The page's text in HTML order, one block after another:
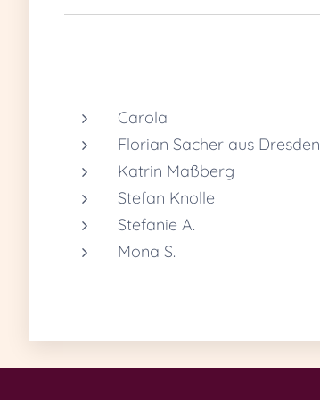
Carola
Florian Sacher aus Dresden
Katrin Maßberg
Stefan Knolle
Stefanie A.
Mona S.